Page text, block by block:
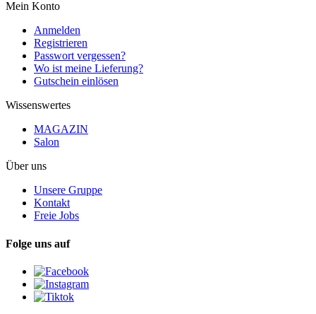
Mein Konto
Anmelden
Registrieren
Passwort vergessen?
Wo ist meine Lieferung?
Gutschein einlösen
Wissenswertes
MAGAZIN
Salon
Über uns
Unsere Gruppe
Kontakt
Freie Jobs
Folge uns auf